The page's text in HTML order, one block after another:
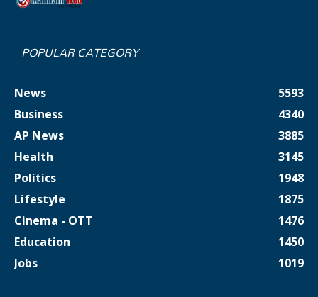
POPULAR CATEGORY
News
5593
Business
4340
AP News
3885
Health
3145
Politics
1948
Lifestyle
1875
Cinema - OTT
1476
Education
1450
Jobs
1019